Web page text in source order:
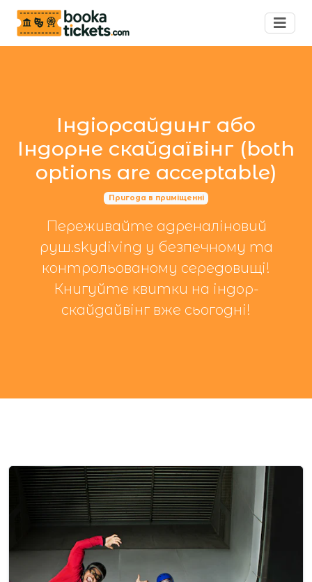
Індіорсайдинг або
Індорне скайдаївінг (both
options are acceptable)
Пригода в приміщенні
Переживайте адреналіновий
руш.skydiving у безпечному та
контрольованому середовищі!
Книгуйте квитки на індор-
скайдайвінг вже сьогодні!